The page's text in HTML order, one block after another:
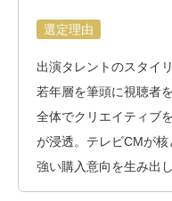
選定理由
出演タレントのスタイ
若年層を筆頭に視聴者
全体でクリエイティブ
が浸透。テレビCMが
強い購入意向を生み出し